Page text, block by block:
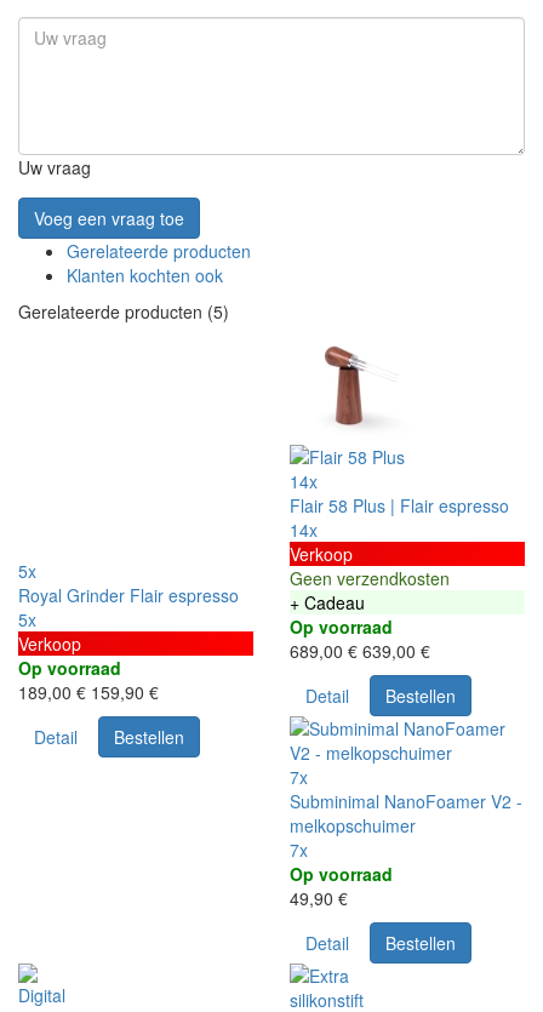
Uw vraag
Voeg een vraag toe
Gerelateerde producten
Klanten kochten ook
Gerelateerde producten (5)
5x
Royal Grinder Flair espresso
5x
Verkoop
Op voorraad
189,00 € 159,90 €
Detail
Bestellen
14x
Flair 58 Plus | Flair espresso
14x
Verkoop
Geen verzendkosten
+ Cadeau
Op voorraad
689,00 € 639,00 €
Detail
Bestellen
7x
Subminimal NanoFoamer V2 -
melkopschuimer
7x
Op voorraad
49,90 €
Detail
Bestellen